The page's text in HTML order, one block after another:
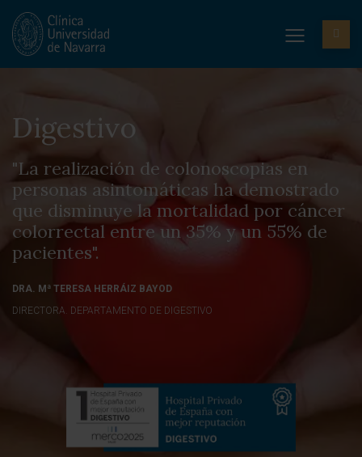
Digestivo
"La realización de colonoscopias en
personas asintomáticas ha demostrado
que disminuye la mortalidad por cáncer
colorrectal entre un 35% y un 55% de
pacientes".
DRA. Mª TERESA HERRÁIZ BAYOD
DIRECTORA. DEPARTAMENTO DE DIGESTIVO